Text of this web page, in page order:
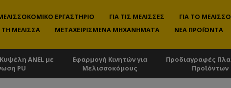
ΕΡΓΑΣΤΉΡΙΟ ΓΙΑ ΤΙΣ ΜΈΛΙΣΣΕΣ ΓΙΑ ΤΟ
ΜΈΛΙΣΣΑ
ΜΕΤΑΧΕΙΡΙΣΜΈΝΑ ΜΗΧΑΝΉΜΑΤΑ ΝΈΑ ΠΡΟΪΌΝΤΑ
ANEL με
PU
Εφαρμογή Κινητών για
Μελισσοκόμους
Προδιαγραφές
Προϊόντων